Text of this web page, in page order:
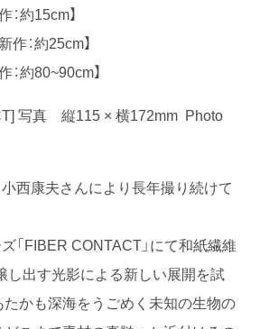
約15cm】
：約25cm】
約80~90cm】
写真 縦115 × 横172mm Photo
西康夫さんにより長年撮り続けて
「FIBER CONTACT」にて和紙繊維
し出す光影による新しい展開を試
たかも深海をうごめく未知の生物の